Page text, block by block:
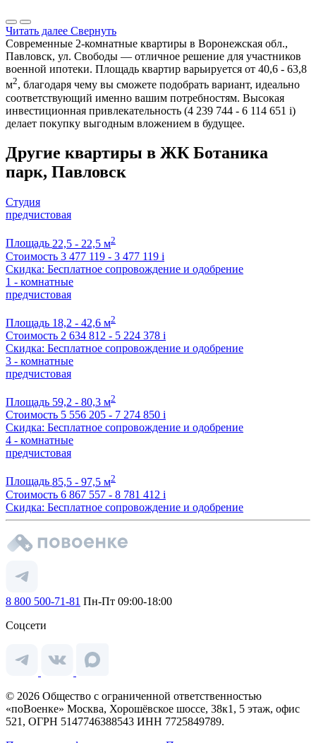
Читать далее Свернуть
Современные 2-комнатные квартиры в Воронежская обл.,
Павловск, ул. Свободы — отличное решение для участников
военной ипотеки. Площадь квартир варьируется от 40,6 - 63,8
м2, благодаря чему вы сможете подобрать вариант, идеально
соответствующий именно вашим потребностям. Высокая
инвестиционная привлекательность (4 239 744 - 6 114 651 i)
делает покупку выгодным вложением в будущее.
Другие квартиры в ЖК Ботаника
парк, Павловск
Студия
предчистовая
Площадь 22,5 - 22,5 м2
Стоимость 3 477 119 - 3 477 119 i
Скидка: Бесплатное сопровождение и одобрение
1 - комнатные
предчистовая
Площадь 18,2 - 42,6 м2
Стоимость 2 634 812 - 5 224 378 i
Скидка: Бесплатное сопровождение и одобрение
3 - комнатные
предчистовая
Площадь 59,2 - 80,3 м2
Стоимость 5 556 205 - 7 274 850 i
Скидка: Бесплатное сопровождение и одобрение
4 - комнатные
предчистовая
Площадь 85,5 - 97,5 м2
Стоимость 6 867 557 - 8 781 412 i
Скидка: Бесплатное сопровождение и одобрение
8 800 500-71-81 Пн-Пт 09:00-18:00
Соцсети
© 2026 Общество с ограниченной ответственностью
«поВоенке» Москва, Хорошёвское шоссе, 38к1, 5 этаж, офис
521, ОГРН 5147746388543 ИНН 7725849789.